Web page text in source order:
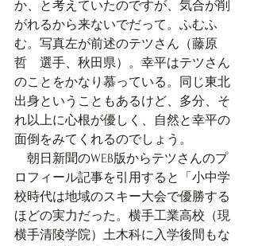
か、と考えていたのですが、気合が削
がれるから来ないでだって。ふむふ
む。写真左が前述のテツさん（藤原
哲　選手、秋田県）。幸平はテツさん
のことをかなり慕っている。同じ東北
出身ということもあるけど、多分、そ
れ以上に心根が優しく、自然と幸平の
面倒をみてくれるのでしょう。
朝日新聞のWEB版からテツさんのプ
ロフィール記事を引用すると「小中学
校時代は地域のスキー大会で優勝する
ほどの実力だった。横手工業高校（現
横手清陵学院）土木科に入学後間もな